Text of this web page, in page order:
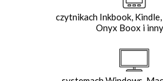
czytnikach Inkbook,
Onyx Boox i